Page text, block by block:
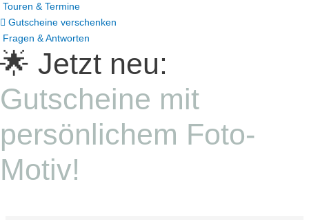
Touren & Termine
Gutscheine verschenken
Fragen & Antworten
🌟 Jetzt neu:
Gutscheine mit
persönlichem Foto-
Motiv!